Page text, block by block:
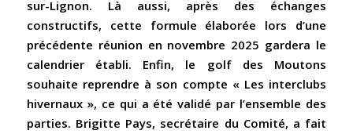
sur-Lignon. Là aussi, après des échanges
constructifs, cette formule élaborée lors d’une
précédente réunion en novembre 2025 gardera le
calendrier établi. Enfin, le golf des Moutons
souhaite reprendre à son compte « Les interclubs
hivernaux », ce qui a été validé par l’ensemble des
parties. Brigitte Pays, secrétaire du Comité, a fait